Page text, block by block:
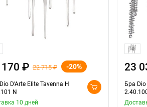
₽ 22 715 ₽ -20%
D'Arte Elite Tavenna H
N
10 дней
23
Бра Dio